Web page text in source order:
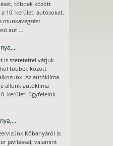
többek között
10. kerületi autósokat.
munkavégzést
aut ...
is szeretettel várjuk
többek között
Az autóklíma
állunk autóklíma
kerületi ügyfeleink
Kőbányáról is
javítással, valamint